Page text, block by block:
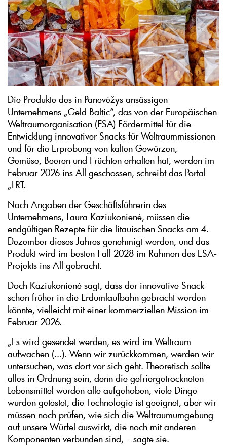
Die Produkte des in Panevėžys ansässigen
Unternehmens „Geld Baltic“, das von der Europäischen
Weltraumorganisation (ESA) Fördermittel für die
Entwicklung innovativer Snacks für Weltraummissionen
und für die Erprobung von kalten Gewürzen,
Gemüse, Beeren und Früchten erhalten hat, werden im
Februar 2026 ins All geschossen, schreibt das Portal
„LRT.
Nach Angaben der Geschäftsführerin des
Unternehmens, Laura Kaziukonienė, müssen die
endgültigen Rezepte für die litauischen Snacks am 4.
Dezember dieses Jahres genehmigt werden, und das
Produkt wird im besten Fall 2028 im Rahmen des ESA-
Projekts ins All gebracht.
Doch Kaziukonienė sagt, dass der innovative Snack
schon früher in die Erdumlaufbahn gebracht werden
könnte, vielleicht mit einer kommerziellen Mission im
Februar 2026.
„Es wird gesendet werden, es wird im Weltraum
aufwachen (...). Wenn wir zurückkommen, werden wir
untersuchen, was dort vor sich geht. Theoretisch sollte
alles in Ordnung sein, denn die gefriergetrockneten
Lebensmittel wurden alle aufgehoben, viele Dinge
wurden getestet, die Technologie ist geeignet, aber wir
müssen noch prüfen, wie sich die Weltraumumgebung
auf unsere Würfel auswirkt, die noch mit anderen
Komponenten verbunden sind, – sagte sie.